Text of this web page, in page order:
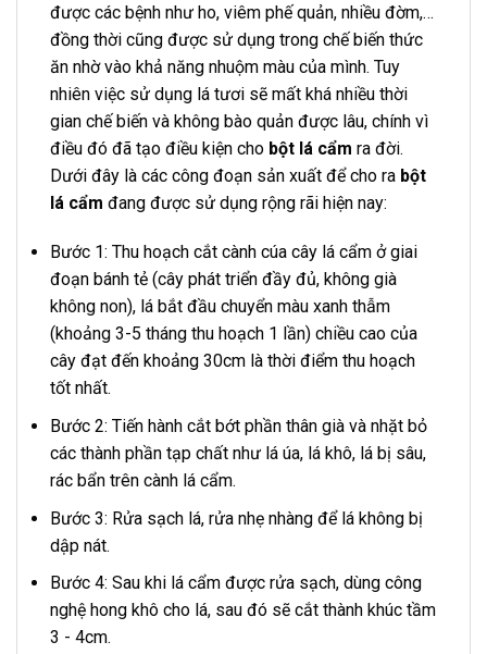
được các bệnh như ho, viêm phế quản, nhiều đờm,…
đồng thời cũng được sử dụng trong chế biến thức
ăn nhờ vào khả năng nhuộm màu của mình. Tuy
nhiên việc sử dụng lá tươi sẽ mất khá nhiều thời
gian chế biến và không bào quản được lâu, chính vì
điều đó đã tạo điều kiện cho bột lá cẩm ra đời.
Dưới đây là các công đoạn sản xuất để cho ra bột
lá cẩm đang được sử dụng rộng rãi hiện nay:
Bước 1: Thu hoạch cắt cành cúa cây lá cẩm ở giai
đoạn bánh tẻ (cây phát triển đầy đủ, không già
không non), lá bắt đầu chuyển màu xanh thẫm
(khoảng 3-5 tháng thu hoạch 1 lần) chiều cao của
cây đạt đến khoảng 30cm là thời điểm thu hoạch
tốt nhất.
Bước 2: Tiến hành cắt bớt phần thân già và nhặt bỏ
các thành phần tạp chất như lá úa, lá khô, lá bị sâu,
rác bẩn trên cành lá cẩm.
Bước 3: Rửa sạch lá, rửa nhẹ nhàng để lá không bị
dập nát.
Bước 4: Sau khi lá cẩm được rửa sạch, dùng công
nghệ hong khô cho lá, sau đó sẽ cắt thành khúc tầm
3 - 4cm.